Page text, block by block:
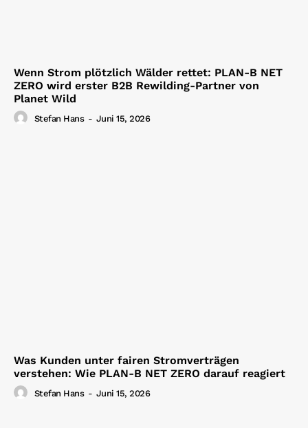
Wenn Strom plötzlich Wälder rettet: PLAN-B NET
ZERO wird erster B2B Rewilding-Partner von
Planet Wild
Stefan Hans - Juni 15, 2026
Was Kunden unter fairen Stromverträgen
verstehen: Wie PLAN-B NET ZERO darauf reagiert
Stefan Hans - Juni 15, 2026